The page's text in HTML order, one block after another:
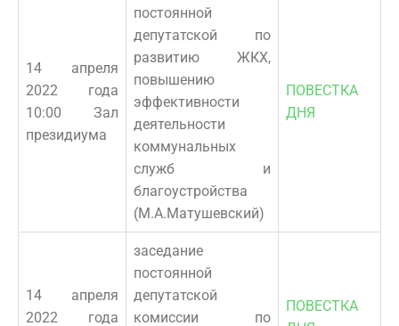
14 апреля
2022 года
10:00 Зал
президиума
постоянной
депутатской по
развитию ЖКХ,
повышению
эффективности
деятельности
коммунальных
служб и
благоустройства
(М.А.Матушевский)
ПОВЕСТКА
ДНЯ
14 апреля
2022 года
заседание
постоянной
депутатской
комиссии по
ПОВЕСТКА